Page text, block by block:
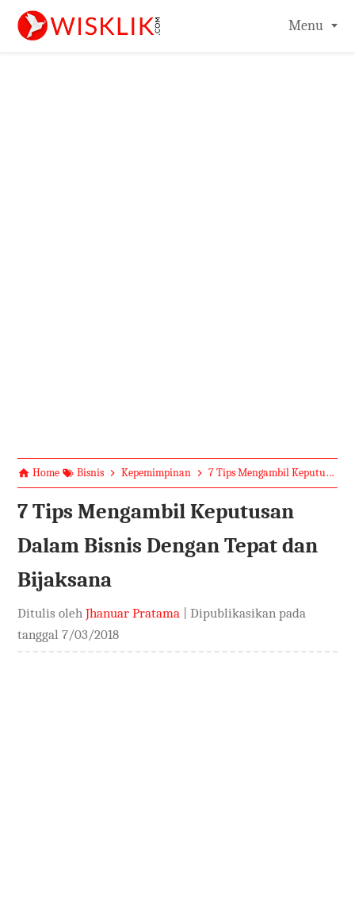
Menu
Home Bisnis Kepemimpinan 7 Tips Mengambil Keputusan Dalam Bisnis Dengan Tepat dan Bijaksana
7 Tips Mengambil Keputusan
Dalam Bisnis Dengan Tepat dan
Bijaksana
Ditulis olehJhanuar Pratama
| Dipublikasikan pada
tanggal7/03/2018